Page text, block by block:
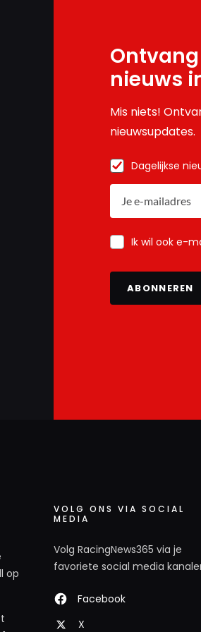
nieuws
Mis niets!
nieuwsupdates.
Dagelijkse
Ik wil ook e-
ABONNEREN
op
VOLG ONS VIA SOCIAL
MEDIA
Volg RacingNews365 via je
favoriete social media
Facebook
X